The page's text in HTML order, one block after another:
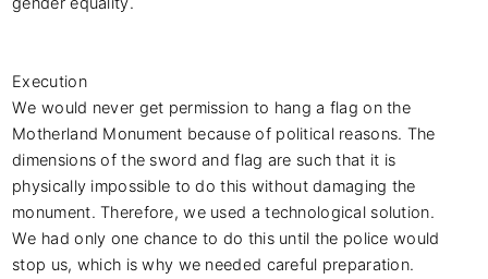
Execution
We would never get permission to hang a flag on the
Motherland Monument because of political reasons. The
dimensions of the sword and flag are such that it is
physically impossible to do this without damaging the
monument. Therefore, we used a technological solution.
We had only one chance to do this until the police would
stop us, which is why we needed careful preparation.